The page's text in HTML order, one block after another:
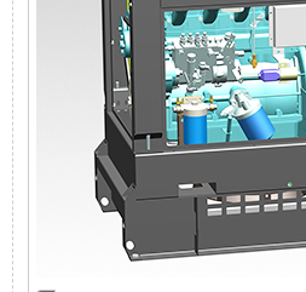
机
组，
是
相
对
音
车
载
发
电
机
组
（整
体
式
单
相
50HZ）